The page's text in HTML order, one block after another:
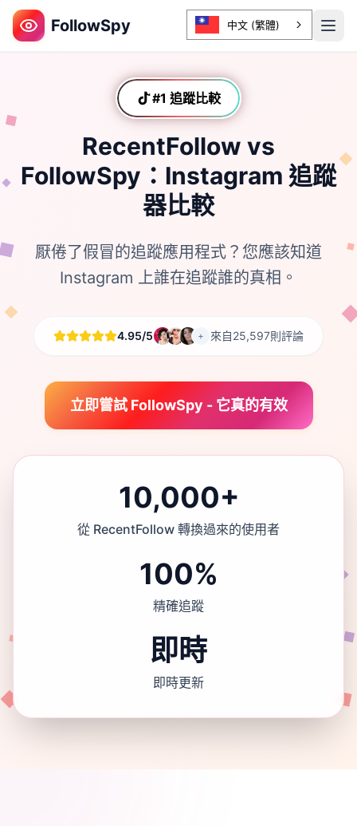
FollowSpy 中文 (繁體)
#1 追蹤比較TikTokTikTok
RecentFollow vs
FollowSpy：Instagram 追蹤
器比較
厭倦了假冒的追蹤應用程式？您應該知道
Instagram 上誰在追蹤誰的真相。
4.95/5 + 來自25,597則評論
立即嘗試 FollowSpy - 它真的有效
10,000+
從 RecentFollow 轉換過來的使用者
100%
精確追蹤
即時
即時更新